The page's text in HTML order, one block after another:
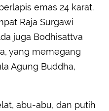
emas 24 karat.
Raja Surgawi
juga Bodhisattva
yang memegang
Agung Buddha,
abu-abu, dan putih